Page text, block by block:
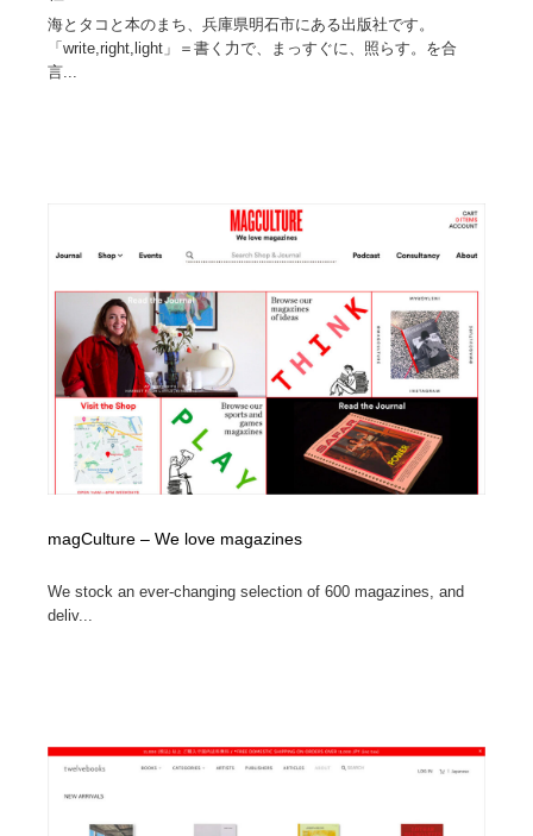
海とタコと本のまち、兵庫県明石市にある出版社です。
「write,right,light」＝書く力で、まっすぐに、照らす。を合
言...
magCulture – We love magazines
We stock an ever-changing selection of 600 magazines, and
deliv...